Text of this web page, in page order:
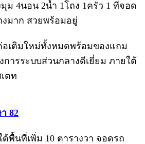
มุม 4นอน 2น้ำ 1โถง 1ครัว 1 ที่จอด
มาก สวยพร้อมอยู่
เติมใหม่ทั้งหมดพร้อมของแถม
ารระบบส่วนกลางดีเยี่ยม ภายใต้
ตท
82
พื้นที่เพิ่ม 10 ตารางวา จอดรถ